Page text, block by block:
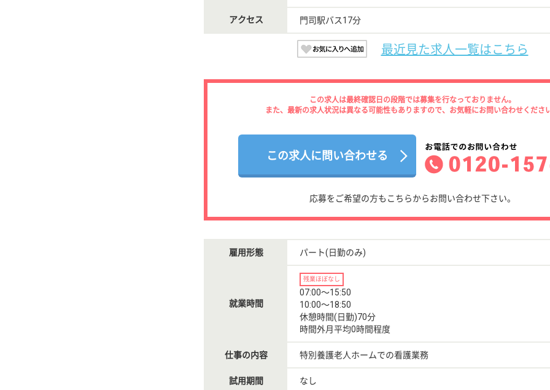
アクセス 門司駅バス17分
最近見た求人一覧はこちら
この求人は最終確認日の段階では募集を行なっておりません。
また、最新の求人状況は異なる可能性もありますので、お気軽にお問い合わせくださ
この求人に問い合わせる
応募をご希望の方もこちらからお問い合わせ下さい。
雇用形態 パート(日勤のみ)
就業時間
残業ほぼなし
07:00〜15:50
10:00〜18:50
休憩時間(日勤)70分
時間外月平均0時間程度
仕事の内容 特別養護老人ホームでの看護業務
試用期間 なし